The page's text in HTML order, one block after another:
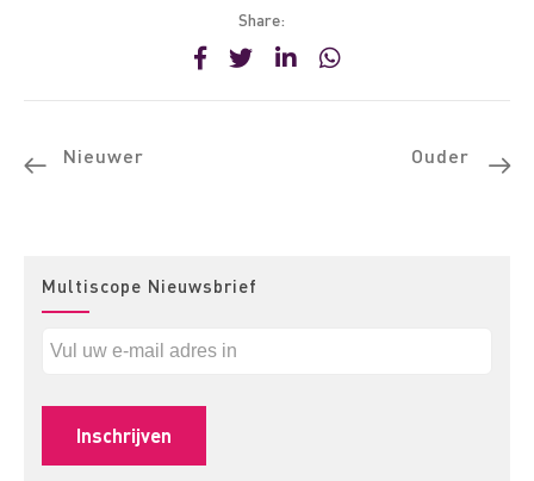
Share:
Nieuwer Ouder
Multiscope Nieuwsbrief